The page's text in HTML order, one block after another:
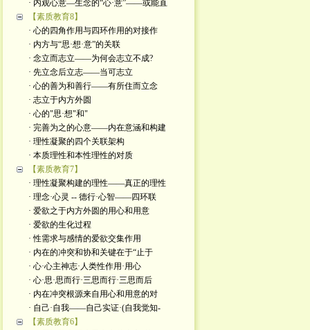
· 内观心意—生念的“心·意”——或能直
【素质教育8】
· 心的四角作用与四环作用的对接作
· 内方与“思·想·意”的关联
· 念立而志立——为何会志立不成?
· 先立念后立志——当可志立
· 心的善为和善行——有所住而立念
· 志立于内方外圆
· 心的"思·想"和"
· 完善为之的心意——内在意涵和构建
· 理性凝聚的四个关联架构
· 本质理性和本性理性的对质
【素质教育7】
· 理性凝聚构建的理性——真正的理性
· 理念·心灵 -- 德行·心智——四环联
· 爱欲之于内方外圆的用心和用意
· 爱欲的生化过程
· 性需求与感情的爱欲交集作用
· 内在的冲突和协和关键在于“止于
· 心·心主神志·人类性作用·用心
· 心·思·思而行·三思而行·三思而后
· 内在冲突根源来自用心和用意的对
· 自己·自我——自己实证·(自我觉知-
【素质教育6】